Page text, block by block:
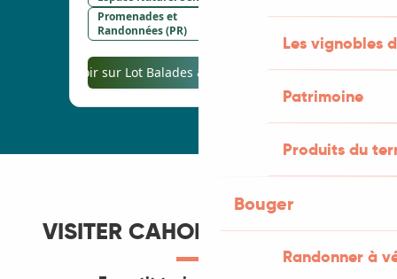
Les vignobles
Patrimoine
Produits du
Bouger
Randonner à
VISITER CAHORS AUTREMENT